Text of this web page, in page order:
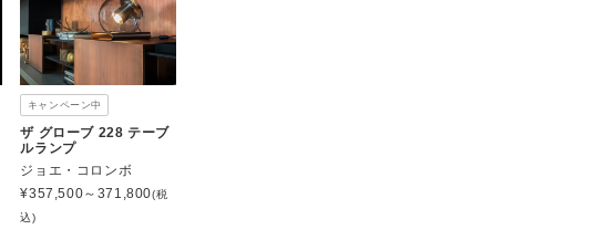
キャンペーン中
ザ グローブ 228 テーブ
ルランプ
ジョエ・コロンボ
¥357,500～371,800(税
込)